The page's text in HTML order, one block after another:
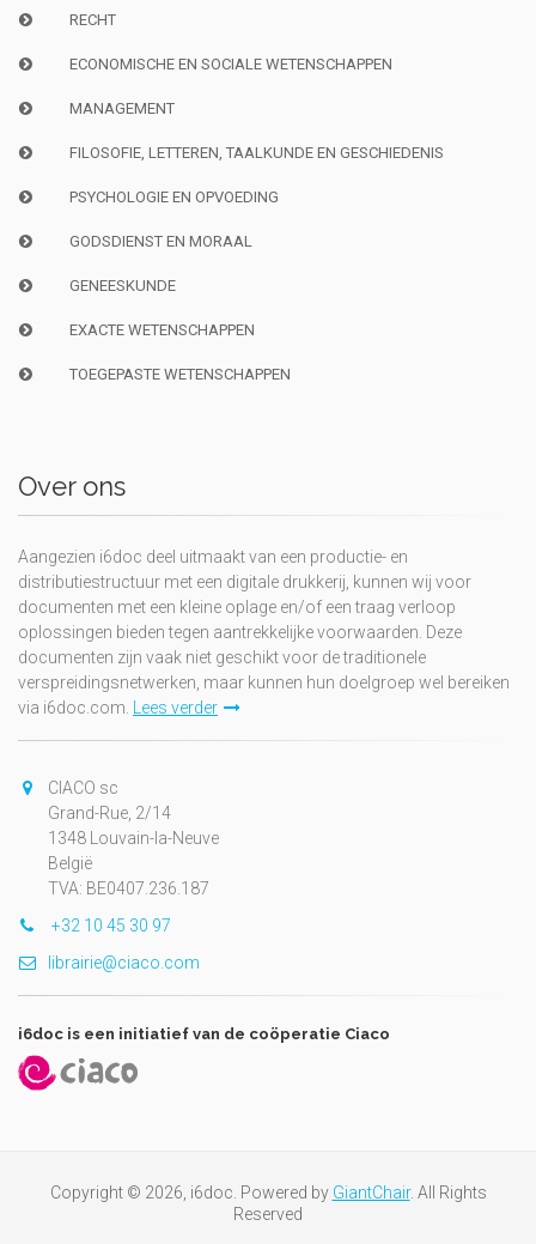
RECHT
ECONOMISCHE EN SOCIALE WETENSCHAPPEN
MANAGEMENT
FILOSOFIE, LETTEREN, TAALKUNDE EN GESCHIEDENIS
PSYCHOLOGIE EN OPVOEDING
GODSDIENST EN MORAAL
GENEESKUNDE
EXACTE WETENSCHAPPEN
TOEGEPASTE WETENSCHAPPEN
Over ons
Aangezien i6doc deel uitmaakt van een productie- en
distributiestructuur met een digitale drukkerij, kunnen wij voor
documenten met een kleine oplage en/of een traag verloop
oplossingen bieden tegen aantrekkelijke voorwaarden. Deze
documenten zijn vaak niet geschikt voor de traditionele
verspreidingsnetwerken, maar kunnen hun doelgroep wel bereiken
via i6doc.com. Lees verder
CIACO sc
Grand-Rue, 2/14
1348 Louvain-la-Neuve
België
TVA: BE0407.236.187
+32 10 45 30 97
librairie@ciaco.com
i6doc is een initiatief van de coöperatie Ciaco
Copyright © 2026, i6doc. Powered by GiantChair. All Rights
Reserved